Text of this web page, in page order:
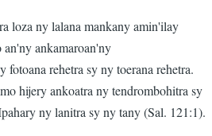
loza ny lalana mankany amin'ilay
an'ny ankamaroan'ny
rehetra sy ny toerana rehetra.
hijery ankoatra ny tendrombohitra sy
ny lanitra sy ny tany (Sal. 121:1).